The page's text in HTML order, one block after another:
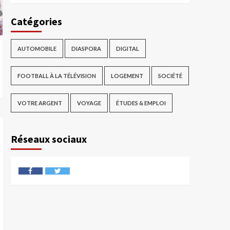
Catégories
AUTOMOBILE DIASPORA DIGITAL
FOOTBALL À LA TÉLÉVISION LOGEMENT SOCIÉTÉ
VOTRE ARGENT VOYAGE ÉTUDES & EMPLOI
Réseaux sociaux